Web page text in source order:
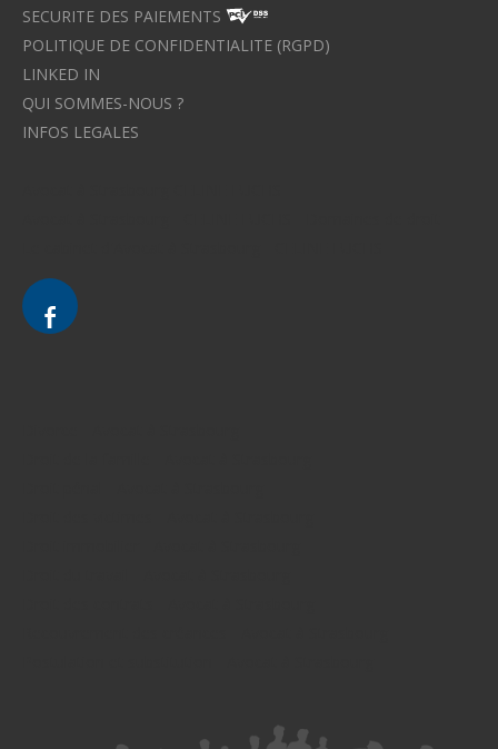
SECURITE DES PAIEMENTS
POLITIQUE DE CONFIDENTIALITE (RGPD)
LINKED IN
QUI SOMMES-NOUS ?
INFOS LEGALES